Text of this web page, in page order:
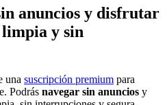
anuncios y disfrutar
y sin
una suscripción premium para
Podrás navegar sin anuncios y